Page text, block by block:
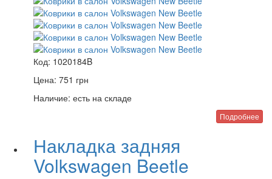
Код: 1020184B
Цена: 751 грн
Наличие: есть на складе
Подробнее
Накладка задняя
Volkswagen Beetle